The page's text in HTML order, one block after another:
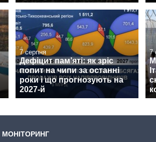
7 серпня
Дефіцит пам’яті: як зріс
попит на чипи за останні
роки і що прогнозують на
2027-й
7
МОНІТОРИНГ